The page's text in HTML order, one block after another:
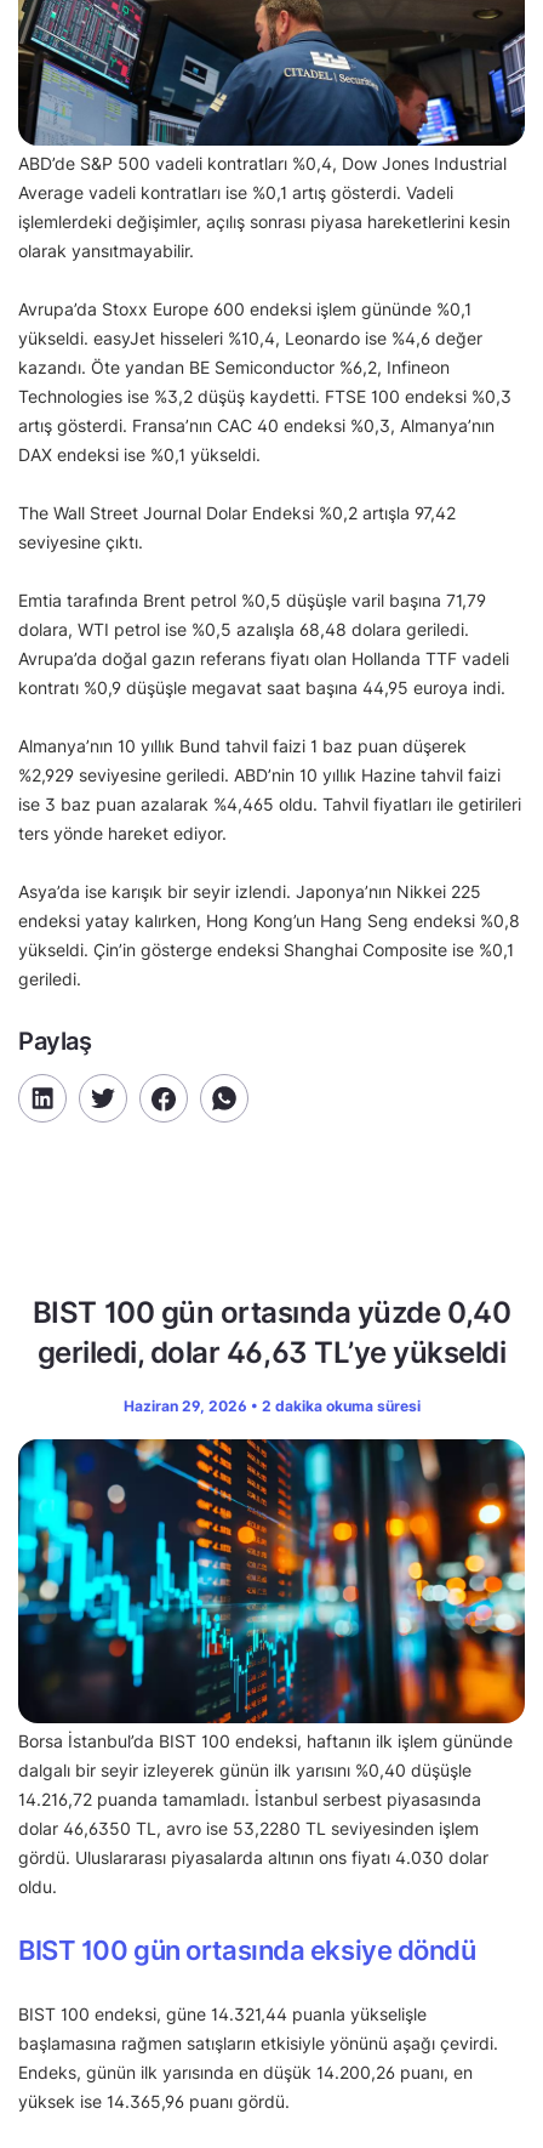
ABD’de S&P 500 vadeli kontratları %0,4, Dow Jones Industrial
Average vadeli kontratları ise %0,1 artış gösterdi. Vadeli
işlemlerdeki değişimler, açılış sonrası piyasa hareketlerini kesin
olarak yansıtmayabilir.
Avrupa’da Stoxx Europe 600 endeksi işlem gününde %0,1
yükseldi. easyJet hisseleri %10,4, Leonardo ise %4,6 değer
kazandı. Öte yandan BE Semiconductor %6,2, Infineon
Technologies ise %3,2 düşüş kaydetti. FTSE 100 endeksi %0,3
artış gösterdi. Fransa’nın CAC 40 endeksi %0,3, Almanya’nın
DAX endeksi ise %0,1 yükseldi.
The Wall Street Journal Dolar Endeksi %0,2 artışla 97,42
seviyesine çıktı.
Emtia tarafında Brent petrol %0,5 düşüşle varil başına 71,79
dolara, WTI petrol ise %0,5 azalışla 68,48 dolara geriledi.
Avrupa’da doğal gazın referans fiyatı olan Hollanda TTF vadeli
kontratı %0,9 düşüşle megavat saat başına 44,95 euroya indi.
Almanya’nın 10 yıllık Bund tahvil faizi 1 baz puan düşerek
%2,929 seviyesine geriledi. ABD’nin 10 yıllık Hazine tahvil faizi
ise 3 baz puan azalarak %4,465 oldu. Tahvil fiyatları ile getirileri
ters yönde hareket ediyor.
Asya’da ise karışık bir seyir izlendi. Japonya’nın Nikkei 225
endeksi yatay kalırken, Hong Kong’un Hang Seng endeksi %0,8
yükseldi. Çin’in gösterge endeksi Shanghai Composite ise %0,1
geriledi.
Paylaş
BIST 100 gün ortasında yüzde 0,40
geriledi, dolar 46,63 TL’ye yükseldi
Haziran 29, 2026 • 2 dakika okuma süresi
Borsa İstanbul’da BIST 100 endeksi, haftanın ilk işlem gününde
dalgalı bir seyir izleyerek günün ilk yarısını %0,40 düşüşle
14.216,72 puanda tamamladı. İstanbul serbest piyasasında
dolar 46,6350 TL, avro ise 53,2280 TL seviyesinden işlem
gördü. Uluslararası piyasalarda altının ons fiyatı 4.030 dolar
oldu.
BIST 100 gün ortasında eksiye döndü
BIST 100 endeksi, güne 14.321,44 puanla yükselişle
başlamasına rağmen satışların etkisiyle yönünü aşağı çevirdi.
Endeks, günün ilk yarısında en düşük 14.200,26 puanı, en
yüksek ise 14.365,96 puanı gördü.